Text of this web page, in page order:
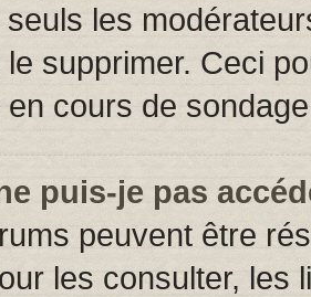
les
le supprimer. Ceci
en cours de
puis-je pas
peuvent être
les consulter, les